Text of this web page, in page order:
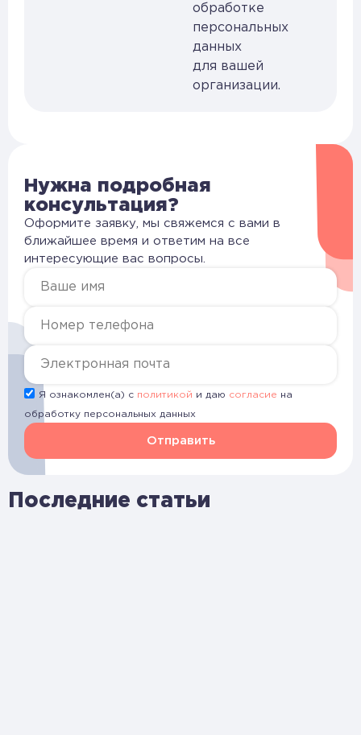
обработке
персональных
данных
для вашей
организации.
Последние статьи
Нужна подробная
консультация?
Оформите заявку, мы свяжемся с вами в
ближайшее время и ответим на все
интересующие вас вопросы.
Я ознакомлен(а) с политикой и даю согласие на
обработку персональных данных
Отправить